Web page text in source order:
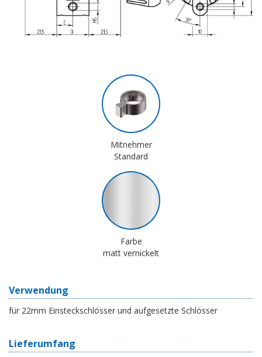
Mitnehmer
Standard
Farbe
matt vernickelt
Verwendung
für 22mm Einsteckschlösser und aufgesetzte Schlösser
Lieferumfang